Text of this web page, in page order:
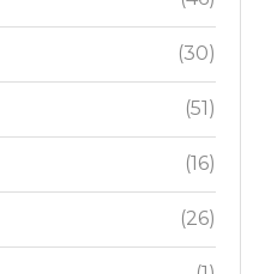
(30)
(51)
(16)
(26)